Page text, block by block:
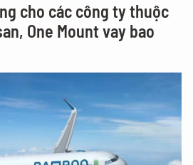
cho các công ty thuộc
One Mount vay bao